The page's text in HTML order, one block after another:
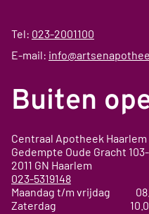
Tel: 023-2001100
E-mail:
Buiten
Centraal Apotheek Haarlem
Gedempte Oude Gracht
2011 GN
023-5319148
Maandag t/m vrijdag
Zaterdag 10.00 –